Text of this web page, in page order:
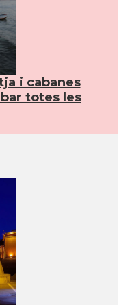
i cabanes
totes les